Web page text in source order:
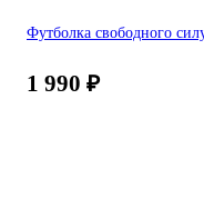
Футболка свободного
1 990 ₽